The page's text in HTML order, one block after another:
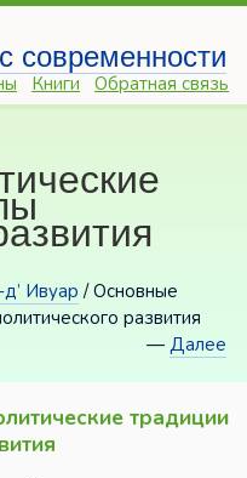
современности
Книги Обратная связь
Ивуар/ Основные
развития
—Далее
традиции